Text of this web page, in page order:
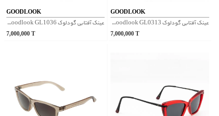
GOODLOOK
عینک آفتابی گودلوک Goodlook GL1036 - قرمز
7,000,000T
GOODLOOK
عینک آفتابی گودلوک Goodlook GL0313 - سرمه ای
7,000,000 T